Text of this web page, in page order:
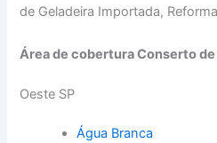
de Geladeira Importada,
Área de cobertura Conserto
Oeste SP
Água Branca